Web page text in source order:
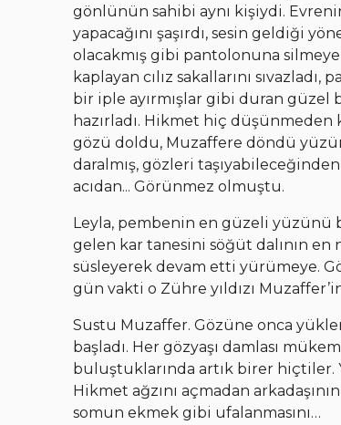
gönlünün sahibi aynı kişiydi.
yapacağını şaşırdı, sesin geldiği
olacakmış gibi pantolonuna
kaplayan cılız sakallarını
bir iple ayırmışlar gibi duran
hazırladı. Hikmet hiç düşünmeden
gözü doldu, Muzaffere döndü
daralmış, gözleri
acıdan... Görünmez olmuştu.
Leyla, pembenin en güzeli
gelen kar tanesini söğüt dalının
süsleyerek devam etti yürümeye.
gün vakti o Zühre yıldızı
Sustu Muzaffer. Gözüne onca
başladı. Her gözyaşı damlası
buluştuklarında artık birer hiçtiler.
Hikmet ağzını açmadan
somun ekmek gibi ufalanmasını…